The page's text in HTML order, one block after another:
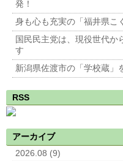
発！
身も心も充実の「福井県こ
国民民主党は、現役世代か
す
新潟県佐渡市の「学校蔵」
RSS
アーカイブ
2026.08 (9)